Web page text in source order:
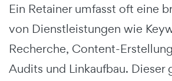
Ein Retainer umfasst oft eine
von Dienstleistungen wie
Recherche, Content-
Audits und Linkaufbau. Dieser